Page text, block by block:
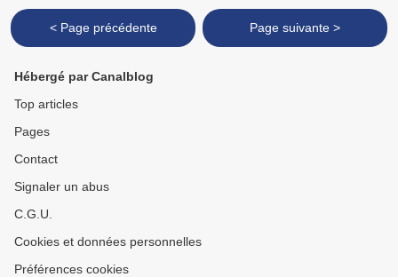
< Page précédente Page suivante >
Hébergé par Canalblog
Top articles
Pages
Contact
Signaler un abus
C.G.U.
Cookies et données personnelles
Préférences cookies